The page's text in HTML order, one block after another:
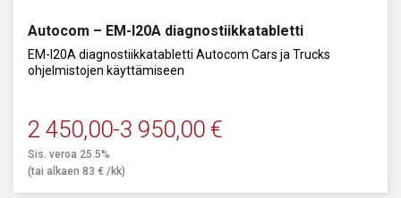
Autocom – EM-I20A diagnostiikkatabletti
EM-I20A diagnostiikkatabletti Autocom Cars ja Trucks
ohjelmistojen käyttämiseen
2 450,00-3 950,00 €
Sis. veroa 25.5%
(tai alkaen 83 € /kk)